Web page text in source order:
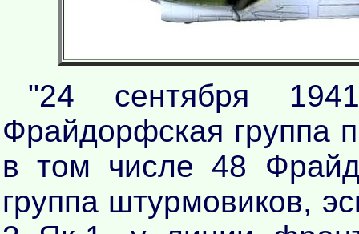
"24 сентября
Фрайдорфская группа
в том числе 48
группа штурмовиков,